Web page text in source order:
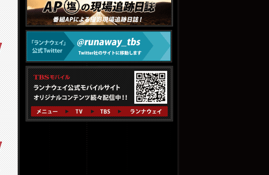
2011.12.21 番宣情報UP！
2011.12.21 [現場レポート] 26.UP！
2011.12.15 DVD・ブルーレイ発売決定！
[ストーリー] 最終話 UP！
2011.12.08 [キャストBLOG] #8 UP！
2011.11.11 [お知らせ] サントラ発売決定！
2011.11.03 [APブログ] 04.UP！
2011.10.27 [インタビュー] 渡 哲也さん UP！
2011.10.26 [インタビュー] 福田沙紀さん UP！
2011.10.25 [インタビュー] 熊田聖亜さん UP！
2011.10.24 [人物相関図] UP！
[インタビュー] 菅田将暉さん UP！
[インタビュー] 上田竜也さん UP！
[インタビュー] 塚本高史さん UP！
[インタビュー] 市原隼人さん UP！